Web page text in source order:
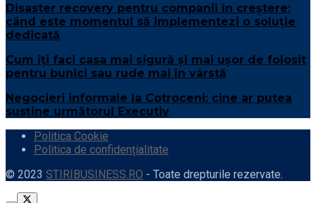
Disaster recovery pentru companii în creștere:
când este momentul să implementezi o soluție
dedicată
Cum îți faci casa mai sigură și mai ușor de folosit
pentru bunici sau rude mai în vârstă
Negocieri informale la Cotroceni: cine ar putea
susține următorul Executiv
Politica Cookie
Politica de confidențialitate
© 2023 STIRIBUSINESS.RO - Toate drepturile rezervate.